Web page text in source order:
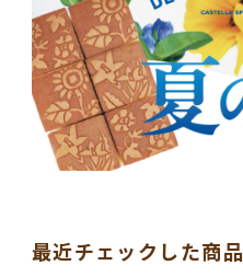
最近チェックした商品